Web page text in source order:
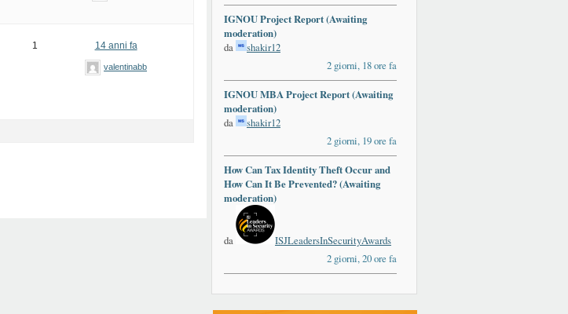
1 14 anni fa
valentinabb
IGNOU Project Report (Awaiting
moderation)
da
shakir12
2 giorni, 18 ore fa
IGNOU MBA Project Report (Awaiting
moderation)
da
shakir12
2 giorni, 19 ore fa
How Can Tax Identity Theft Occur and
How Can It Be Prevented? (Awaiting
moderation)
da
ISJLeadersInSecurityAwards
2 giorni, 20 ore fa